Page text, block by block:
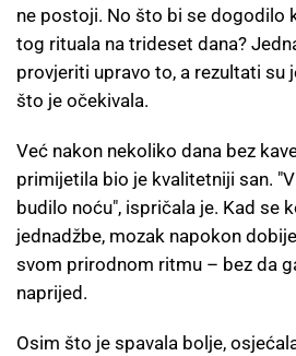
ne postoji. No što bi se dogodilo
tog rituala na trideset dana?
provjeriti upravo to, a rezultati su
što je očekivala.
Već nakon nekoliko dana bez
primijetila bio je kvalitetniji san.
budilo noću", ispričala je. Kad se
jednadžbe, mozak napokon
svom prirodnom ritmu – bez da
naprijed.
Osim što je spavala bolje,